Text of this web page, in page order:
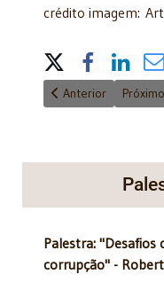
crédito imagem:
Share on
Artigo anterior:
Anterior Próximo
Palestra:
corrupção" -